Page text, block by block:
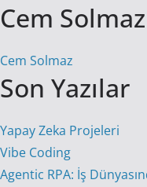
Cem Solmaz
Cem Solmaz
Son Yazılar
Yapay Zeka Projeleri
Vibe Coding
Agentic RPA: İş